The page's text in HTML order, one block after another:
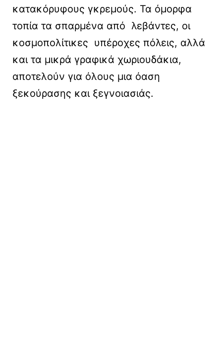
κατακόρυφους γκρεμούς. Τα όμορφα
τοπία τα σπαρμένα από λεβάντες, οι
κοσμοπολίτικες υπέροχες πόλεις, αλλά
και τα μικρά γραφικά χωριουδάκια,
αποτελούν για όλους μια όαση
ξεκούρασης και ξεγνοιασιάς.